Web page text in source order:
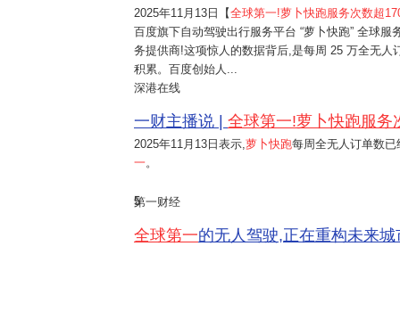
2025年11月13日 【全球第一!萝卜快跑服务次数超
百度旗下自动驾驶出行服务平台 “萝卜快跑” 全球
务提供商!这项惊人的数据背后,是每周 25 万全无
积累。百度创始人...
深港在线
一财主播说 | 全球第一!萝卜快跑服务
2025年11月13日表示, 萝卜快跑每周全无人订单数
一 。
5
第一财经
全球第一的无人驾驶,正在重构未来城